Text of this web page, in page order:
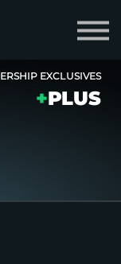
EXCLUSIVES
+PLUS